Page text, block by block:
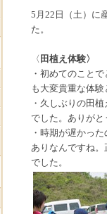
5月22日（土）に
た。
〈 田植え体験〉
・初めてのこと
も大変貴重な体験
・久しぶりの田
でした。ありがと
・時期が遅かっ
ありなんですね
でした。